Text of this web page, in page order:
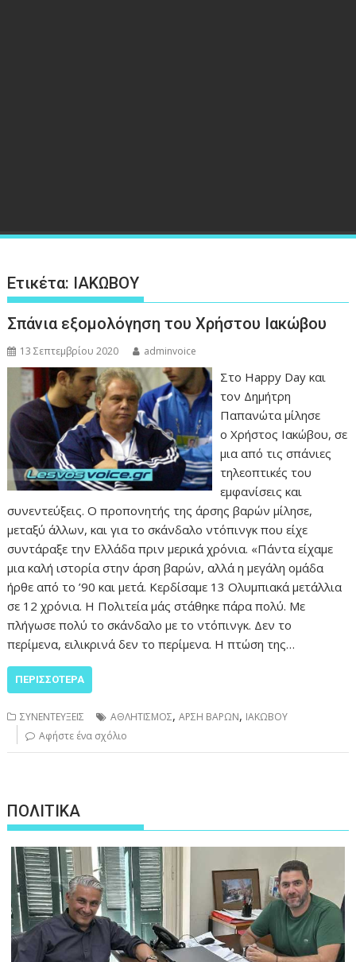
Ετικέτα: ΙΑΚΩΒΟΥ
Σπάνια εξομολόγηση του Χρήστου Ιακώβου
13 Σεπτεμβρίου 2020 adminvoice
Στο Happy Day και
τον Δημήτρη
Παπανώτα μίλησε
ο Χρήστος Ιακώβου, σε
μια από τις σπάνιες
τηλεοπτικές του
εμφανίσεις και
συνεντεύξεις. Ο προπονητής της άρσης βαρών μίλησε,
μεταξύ άλλων, και για το σκάνδαλο ντόπινγκ που είχε
συντάραξε την Ελλάδα πριν μερικά χρόνια. «Πάντα είχαμε
μια καλή ιστορία στην άρση βαρών, αλλά η μεγάλη ομάδα
ήρθε από το ’90 και μετά. Κερδίσαμε 13 Ολυμπιακά μετάλλια
σε 12 χρόνια. Η Πολιτεία μάς στάθηκε πάρα πολύ. Με
πλήγωσε πολύ το σκάνδαλο με το ντόπινγκ. Δεν το
περίμενα, ειλικρινά δεν το περίμενα. Η πτώση της…
ΠΕΡΙΣΣΌΤΕΡΑ
ΣΥΝΕΝΤΕΥΞΕΙΣ ΑΘΛΗΤΙΣΜΟΣ,ΑΡΣΗ ΒΑΡΩΝ, ΙΑΚΩΒΟΥ
Αφήστε ένα σχόλιο
ΠΟΛΙΤΙΚΑ